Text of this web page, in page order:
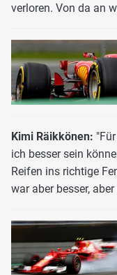
verloren. Von da an
Kimi Räikkönen:
ich besser sein
Reifen ins richtige
war aber besser,